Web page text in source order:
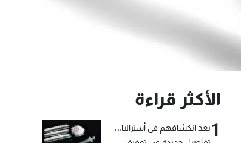
الأكثر قراءة
1بعد انكشافهم في أستراليا...